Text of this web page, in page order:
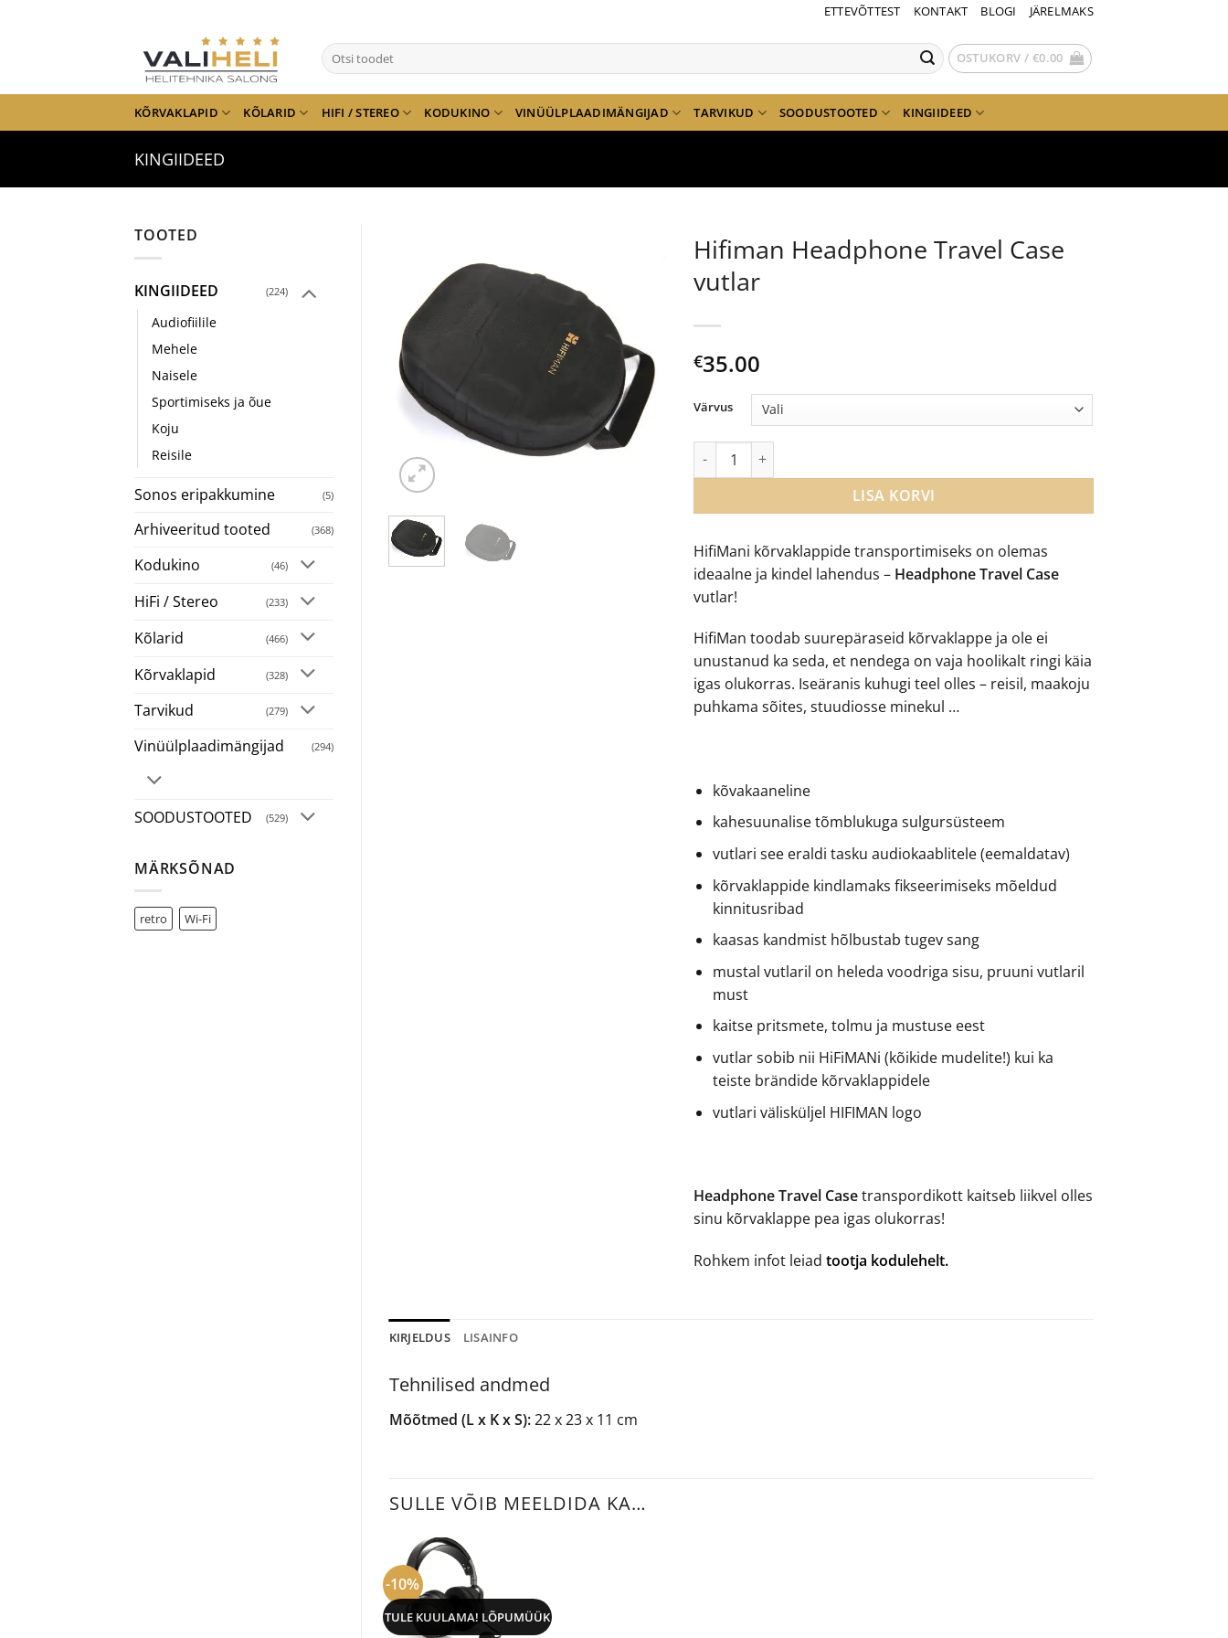
ETTEVÕTTEST KONTAKT BLOGI JÄRELMAKS
Otsi: OSTUKORV / €0.00
KÕRVAKLAPID KÕLARID HIFI / STEREO KODUKINO VINÜÜLPLAADIMÄNGIJAD TARVIKUD SOODUSTOOTED KINGIIDEED
KINGIIDEED
TOOTED
KINGIIDEED (224)
Audiofiilile
Mehele
Naisele
Sportimiseks ja õue
Koju
Reisile
Sonos eripakkumine (5)
Arhiveeritud tooted (368)
Kodukino (46)
HiFi / Stereo (233)
Kõlarid (466)
Kõrvaklapid (328)
Tarvikud (279)
Vinüülplaadimängijad (294)
SOODUSTOOTED (529)
MÄRKSÕNAD
retro Wi-Fi
Hifiman Headphone Travel Case
vutlar
€35.00
HifiMani kõrvaklappide transportimiseks on olemas
ideaalne ja kindel lahendus – Headphone Travel Case
vutlar!
HifiMan toodab suurepäraseid kõrvaklappe ja ole ei
unustanud ka seda, et nendega on vaja hoolikalt ringi käia
igas olukorras. Iseäranis kuhugi teel olles – reisil, maakoju
puhkama sõites, stuudiosse minekul …
kõvakaaneline
kahesuunalise tõmblukuga sulgursüsteem
vutlari see eraldi tasku audiokaablitele (eemaldatav)
kõrvaklappide kindlamaks fikseerimiseks mõeldud
kinnitusribad
kaasas kandmist hõlbustab tugev sang
mustal vutlaril on heleda voodriga sisu, pruuni vutlaril
must
kaitse pritsmete, tolmu ja mustuse eest
vutlar sobib nii HiFiMANi (kõikide mudelite!) kui ka
teiste brändide kõrvaklappidele
vutlari välisküljel HIFIMAN logo
Headphone Travel Casetranspordikott kaitseb liikvel olles
sinu kõrvaklappe pea igas olukorras!
Rohkem infot leiadtootja kodulehelt.
Värvus
Hifiman Headphone Travel Case vutlar kogus
LISA KORVI
KIRJELDUS LISAINFO
Tehnilised andmed
Mõõtmed (L x K x S):22 x 23 x 11 cm
SULLE VÕIB MEELDIDA KA…
-10%
TULE KUULAMA! LÕPUMÜÜK